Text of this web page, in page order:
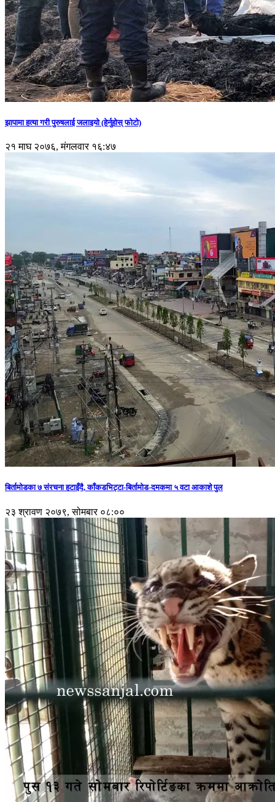
झापामा हत्या गरी पुरुषलाई जलाइयो (हेर्नुहाेस् फाेटाे)
२१ माघ २०७६, मंगलवार १६:४७
बिर्तामोडका ७ संरचना हटाइँदै, काँकडभिट्टा-बिर्तामोड-दमकमा ५ वटा आकाशे पुल
२३ श्रावण २०७९, सोमबार ०८:००